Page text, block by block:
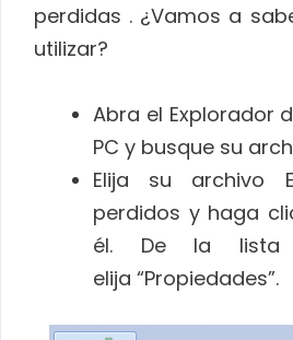
perdidas . ¿Vamos a
utilizar?
Abra el Explorador
PC y busque su
Elija su archivo
perdidos y haga
él. De la lista
elija “Propiedades”.